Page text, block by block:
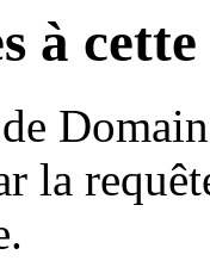
à
la